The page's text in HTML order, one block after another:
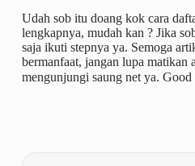
Udah sob itu doang kok cara
lengkapnya, mudah kan ? Jika
saja ikuti stepnya ya. Semoga
bermanfaat, jangan lupa matikan
mengunjungi saung net ya.